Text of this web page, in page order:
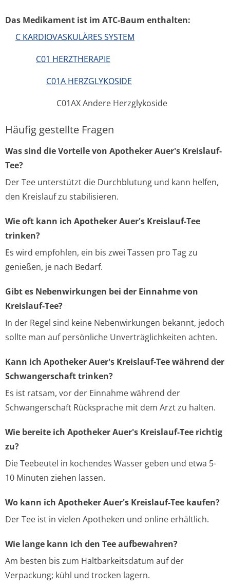
Das Medikament ist im ATC-Baum enthalten:
C KARDIOVASKULÄRES SYSTEM
C01 HERZTHERAPIE
C01A HERZGLYKOSIDE
C01AX Andere Herzglykoside
Häufig gestellte Fragen
Was sind die Vorteile von Apotheker Auer's Kreislauf-
Tee?
Der Tee unterstützt die Durchblutung und kann helfen,
den Kreislauf zu stabilisieren.
Wie oft kann ich Apotheker Auer's Kreislauf-Tee
trinken?
Es wird empfohlen, ein bis zwei Tassen pro Tag zu
genießen, je nach Bedarf.
Gibt es Nebenwirkungen bei der Einnahme von
Kreislauf-Tee?
In der Regel sind keine Nebenwirkungen bekannt, jedoch
sollte man auf persönliche Unverträglichkeiten achten.
Kann ich Apotheker Auer's Kreislauf-Tee während der
Schwangerschaft trinken?
Es ist ratsam, vor der Einnahme während der
Schwangerschaft Rücksprache mit dem Arzt zu halten.
Wie bereite ich Apotheker Auer's Kreislauf-Tee richtig
zu?
Die Teebeutel in kochendes Wasser geben und etwa 5-
10 Minuten ziehen lassen.
Wo kann ich Apotheker Auer's Kreislauf-Tee kaufen?
Der Tee ist in vielen Apotheken und online erhältlich.
Wie lange kann ich den Tee aufbewahren?
Am besten bis zum Haltbarkeitsdatum auf der
Verpackung; kühl und trocken lagern.